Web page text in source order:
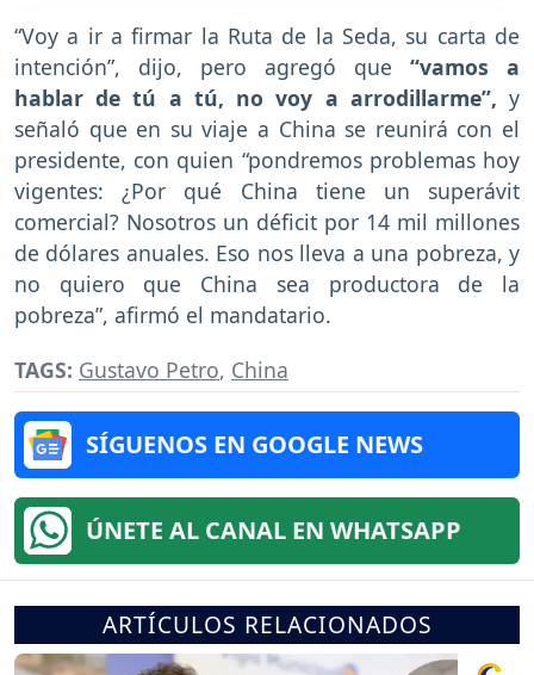
“Voy a ir a firmar la Ruta de la Seda, su carta de
intención”, dijo, pero agregó que “vamos a
hablar de tú a tú, no voy a arrodillarme”, y
señaló que en su viaje a China se reunirá con el
presidente, con quien “pondremos problemas hoy
vigentes: ¿Por qué China tiene un superávit
comercial? Nosotros un déficit por 14 mil millones
de dólares anuales. Eso nos lleva a una pobreza, y
no quiero que China sea productora de la
pobreza”, afirmó el mandatario.
TAGS: Gustavo Petro, China
SÍGUENOS EN GOOGLE NEWS
ÚNETE AL CANAL EN WHATSAPP
ARTÍCULOS RELACIONADOS